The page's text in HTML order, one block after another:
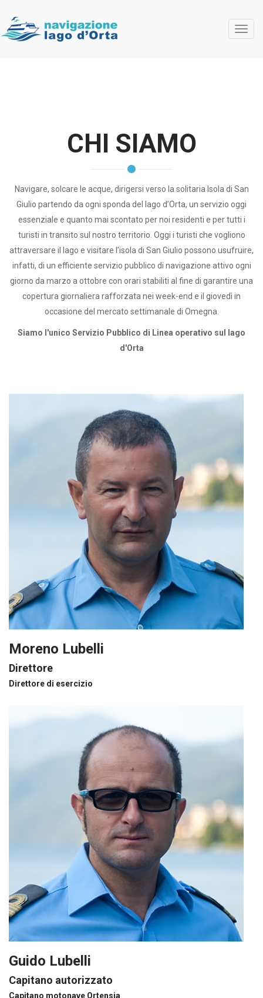
CHI SIAMO
Navigare, solcare le acque, dirigersi verso la solitaria Isola di San
Giulio partendo da ogni sponda del lago d’Orta, un servizio oggi
essenziale e quanto mai scontato per noi residenti e per tutti i
turisti in transito sul nostro territorio. Oggi i turisti che vogliono
attraversare il lago e visitare l’isola di San Giulio possono usufruire,
infatti, di un efficiente servizio pubblico di navigazione attivo ogni
giorno da marzo a ottobre con orari stabiliti al fine di garantire una
copertura giornaliera rafforzata nei week-end e il giovedì in
occasione del mercato settimanale di Omegna.
Siamo l'unico Servizio Pubblico di Linea operativo sul lago
d'Orta
Moreno Lubelli
Direttore
Direttore di esercizio
Guido Lubelli
Capitano autorizzato
Capitano motonave Ortensia